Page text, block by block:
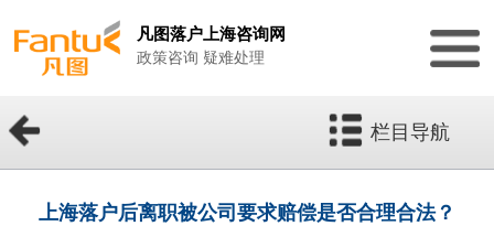
凡图落户上海咨询网
政策咨询 疑难处理
栏目导航
上海落户后离职被公司要求赔偿是否合理合法？